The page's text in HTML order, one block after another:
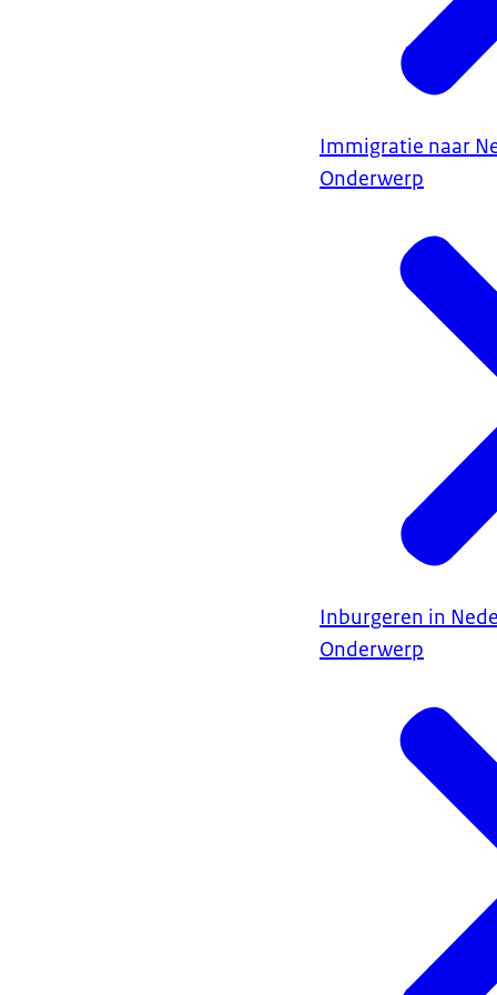
Immigratie naar
Onderwerp
Inburgeren in
Onderwerp